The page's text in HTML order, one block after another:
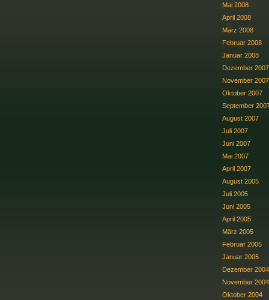
Mai 2008
April 2008
März 2008
Februar 2008
Januar 2008
Dezember 2007
November 2007
Oktober 2007
September
August 2007
Juli 2007
Juni 2007
Mai 2007
April 2007
August 2005
Juli 2005
Juni 2005
April 2005
März 2005
Februar 2005
Januar 2005
Dezember 2004
November 2004
Oktober 2004